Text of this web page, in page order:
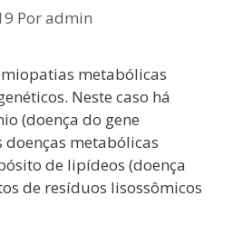
Poradmin
metabólicas
Neste caso há
(doença do gene
doenças metabólicas
de lipídeos (doença
de resíduos lisossômicos